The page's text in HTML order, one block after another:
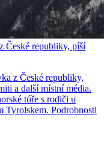
České republiky, píší
z České republiky,
a další místní média.
túře s rodiči u
Tyrolskem. Podrobnosti